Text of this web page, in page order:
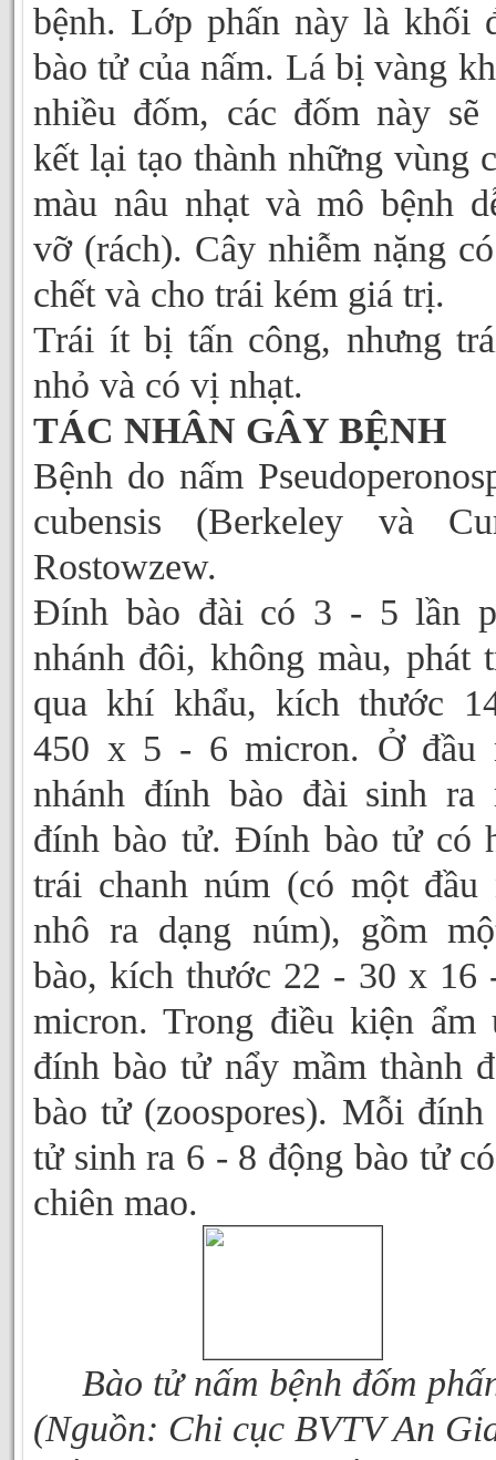
bệnh. Lớp phấn này là khối
bào tử của nấm. Lá bị vàng
nhiều đốm, các đốm này sẽ
kết lại tạo thành những vùng
màu nâu nhạt và mô bệnh
vỡ (rách). Cây nhiễm nặng
chết và cho trái kém giá trị.
Trái ít bị tấn công, nhưng
nhỏ và có vị nhạt.
TÁC NHÂN GÂY BỆNH
Bệnh do nấm
cubensis (Berkeley và
Rostowzew.
Đính bào đài có 3 - 5 lần
nhánh đôi, không màu, phát
qua khí khẩu, kích thước
450 x 5 - 6 micron. Ở đầu
nhánh đính bào đài sinh ra
đính bào tử. Đính bào tử có
trái chanh núm (có một đầu
nhô ra dạng núm), gồm
bào, kích thước 22 - 30 x 16
micron. Trong điều kiện ẩm
đính bào tử nẩy mầm thành
bào tử (zoospores). Mỗi đính
tử sinh ra 6 - 8 động bào tử
chiên mao.
Bào tử nấm bệnh đốm
(Nguồn: Chi cục BVTV An